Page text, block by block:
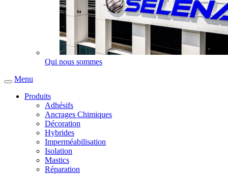
Qui nous sommes
Menu
Produits
Adhésifs
Ancrages Chimiques
Décoration
Hybrides
Imperméabilisation
Isolation
Mastics
Réparation